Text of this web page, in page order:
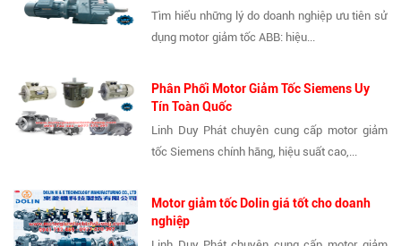
Tìm hiểu những lý do doanh nghiệp ưu tiên sử
dụng motor giảm tốc ABB: hiệu...
Phân Phối Motor Giảm Tốc Siemens Uy
Tín Toàn Quốc
Linh Duy Phát chuyên cung cấp motor giảm
tốc Siemens chính hãng, hiệu suất cao,...
Motor giảm tốc Dolin giá tốt cho doanh
nghiệp